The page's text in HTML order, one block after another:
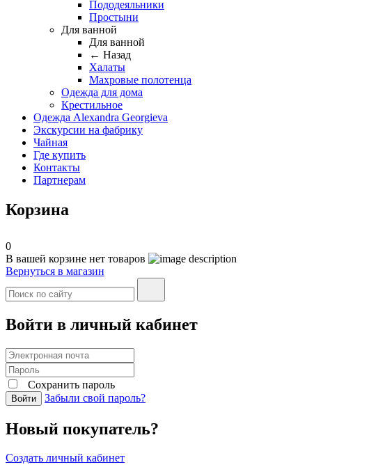
Пододеяльники
Простыни
Для ванной
Для ванной
← Назад
Халаты
Махровые полотенца
Одежда для дома
Крестильное
Одежда Alexandra Georgieva
Экскурсии на фабрику
Чайная
Где купить
Контакты
Партнерам
Корзина
0
В вашей корзине нет товаров
Вернуться в магазин
Войти в личный кабинет
Сохранить пароль
Войти Забыли свой пароль?
Новый покупатель?
Создать личный кабинет